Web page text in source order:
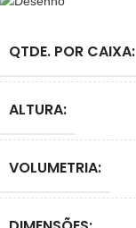
QTDE. POR CAIXA:
ALTURA:
VOLUMETRIA: